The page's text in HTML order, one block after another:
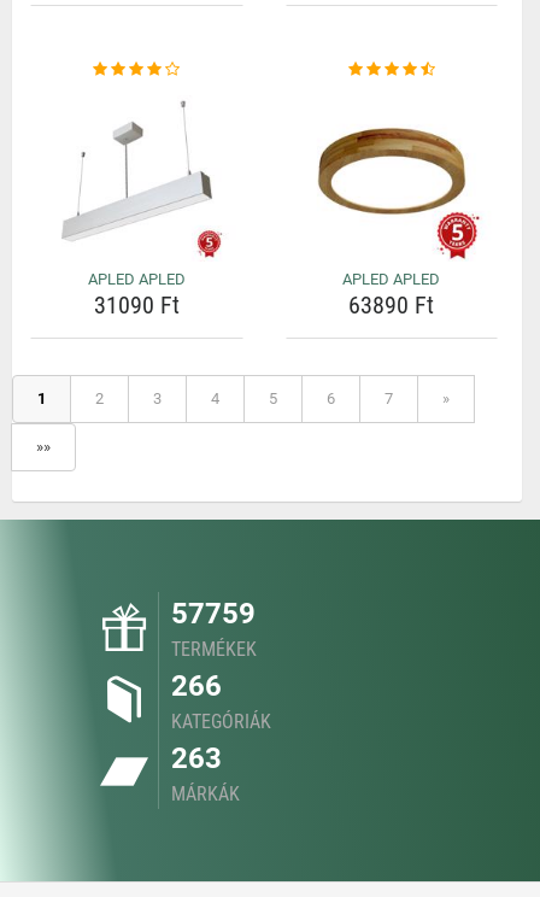
APLED APLED
31090 Ft
APLED APLED
63890 Ft
1 2 3 4 5 6 7 »
»»
57759
TERMÉKEK
266
KATEGÓRIÁK
263
MÁRKÁK